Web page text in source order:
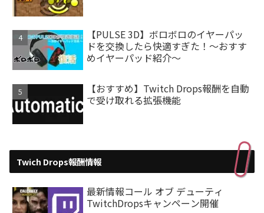
【PULSE 3D】ボロボロのイヤーパッ
ドを交換したら快適すぎた！～おすす
めイヤーパッド紹介～
【おすすめ】Twitch Drops報酬を自動
で受け取れる拡張機能
Twich Drops報酬情報
最新情報コール オブ デューティ
TwitchDropsキャンペーン開催